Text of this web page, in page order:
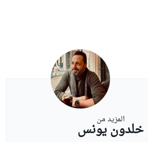
المزيد من
خلدون يونس